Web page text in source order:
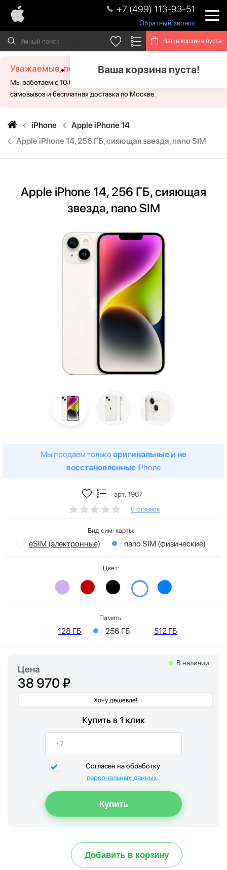
+7 (499) 113-93-51
Обратный звонок
Ваша корзина пуста
Ваша корзина пуста!
Уважаемые, посетители!
Мы работаем с 10:00 - 21:00 без выходных. Для Вас доступен
самовывоз и бесплатная доставка по Москве.
iPhone
Apple iPhone 14
Apple iPhone 14, 256 ГБ, сияющая звезда, nano SIM
Apple iPhone 14, 256 ГБ, сияющая
звезда, nano SIM
Мы продаем только оригинальные и не
восстановленные iPhone
арт. 1967
0 отзывов
Вид сим-карты:
eSIM (электронные) nano SIM (физические)
Цвет:
Память:
128 ГБ 256 ГБ 512 ГБ
Цена
38 970 ₽
Хочу дешевле!
В наличии
Купить в 1 клик
Согласен на обработку
персональных данных.
Добавить в корзину